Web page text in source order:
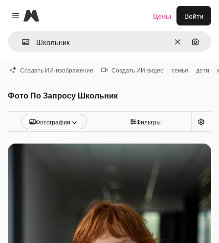
Close menu
Magnific
ОчиститьПоиск
Цены Войти
Создать ИИ-изображение Создать ИИ-видео семья дети
Фото По Запросу Школьник
Фотографии Фильтры